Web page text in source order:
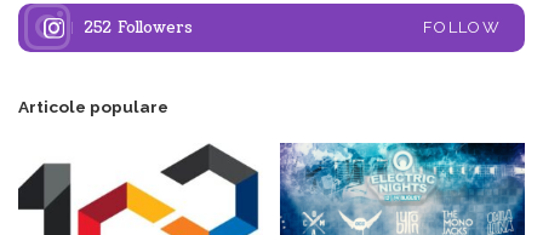
252 Followers FOLLOW
Articole populare